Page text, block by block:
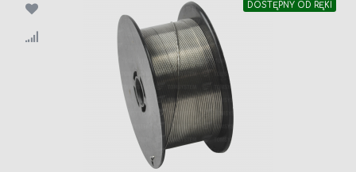
DOSTĘPNY OD RĘKI